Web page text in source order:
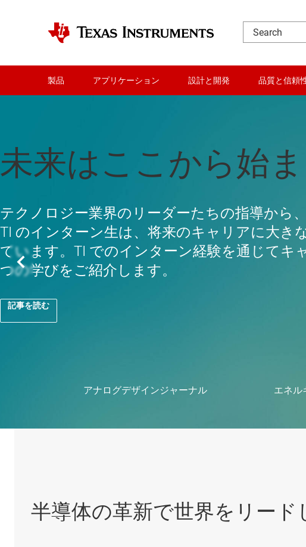
製品 アプリケーション 設計と開発 品質と信頼
アナログ分野の最新
TI の Analog Design Journal では 20 年以上に
パートがその知見を共有しています。今すぐ
計の知識を深めよう
エネルギーを活用
ステムを設計する
TI のエッジ AI 対応マイコンと高精度センシ
光、ストレージ、EV 充電に対応した、より
未来はここから始
テクノロジー業界のリーダーたちの指導から
TI のインターン生は、将来のキャリアに大き
ています。TI でのインターン経験を通じてキ
つの学びをご紹介します。
記事を読む
半導体の革新で世界をリード